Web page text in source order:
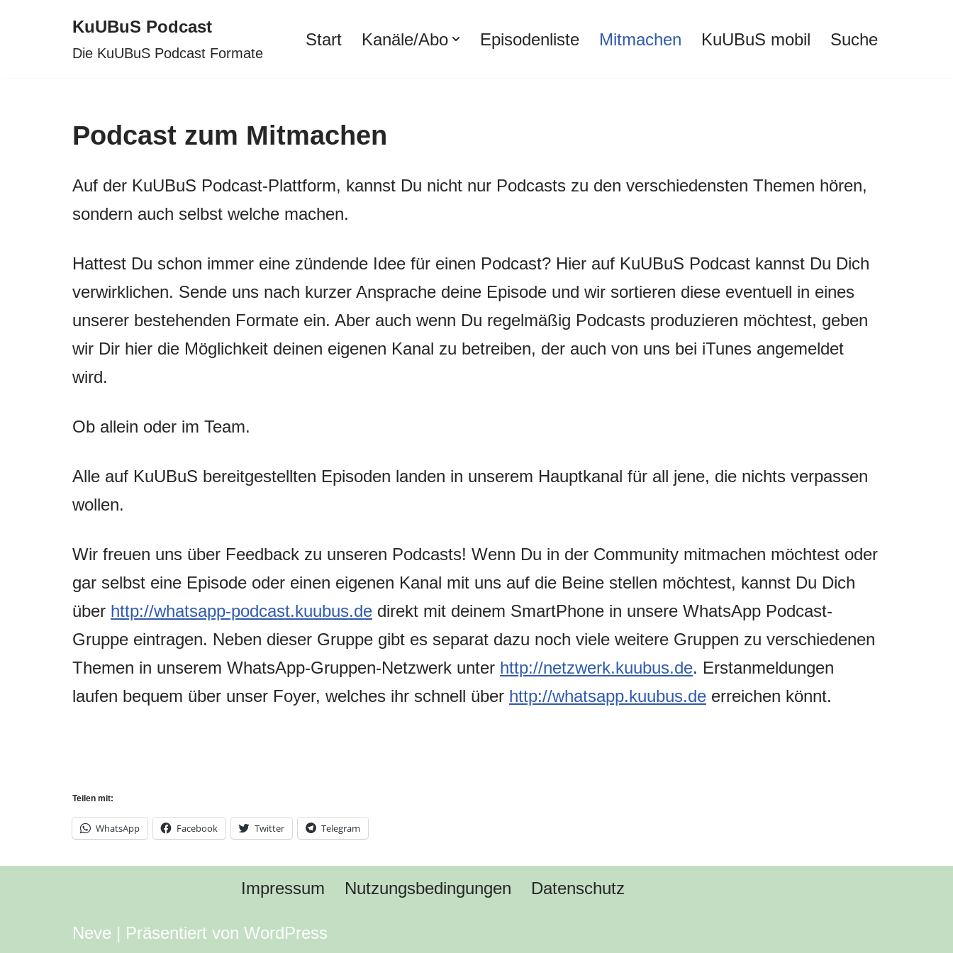
KuUBuS Podcast
Die KuUBuS Podcast Formate
Start Kanäle/Abo Episodenliste Mitmachen KuUBuS mobil Suche
Podcast zum Mitmachen
Auf der KuUBuS Podcast-Plattform, kannst Du nicht nur Podcasts zu den verschiedensten Themen hören,
sondern auch selbst welche machen.
Hattest Du schon immer eine zündende Idee für einen Podcast? Hier auf KuUBuS Podcast kannst Du Dich
verwirklichen. Sende uns nach kurzer Ansprache deine Episode und wir sortieren diese eventuell in eines
unserer bestehenden Formate ein. Aber auch wenn Du regelmäßig Podcasts produzieren möchtest, geben
wir Dir hier die Möglichkeit deinen eigenen Kanal zu betreiben, der auch von uns bei iTunes angemeldet
wird.
Ob allein oder im Team.
Alle auf KuUBuS bereitgestellten Episoden landen in unserem Hauptkanal für all jene, die nichts verpassen
wollen.
Wir freuen uns über Feedback zu unseren Podcasts! Wenn Du in der Community mitmachen möchtest oder
gar selbst eine Episode oder einen eigenen Kanal mit uns auf die Beine stellen möchtest, kannst Du Dich
über http://whatsapp-podcast.kuubus.de direkt mit deinem SmartPhone in unsere WhatsApp Podcast-
Gruppe eintragen. Neben dieser Gruppe gibt es separat dazu noch viele weitere Gruppen zu verschiedenen
Themen in unserem WhatsApp-Gruppen-Netzwerk unter http://netzwerk.kuubus.de. Erstanmeldungen
laufen bequem über unser Foyer, welches ihr schnell über http://whatsapp.kuubus.de erreichen könnt.
Teilen mit:
WhatsApp Facebook Twitter Telegram
Impressum Nutzungsbedingungen Datenschutz
Neve | Präsentiert von WordPress